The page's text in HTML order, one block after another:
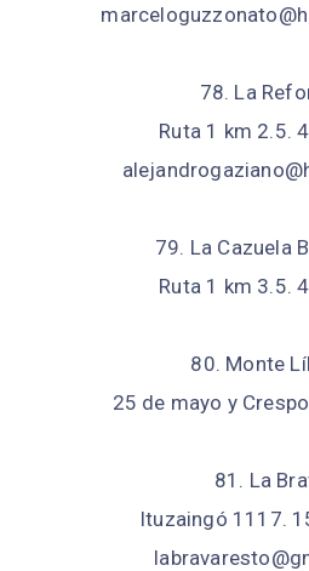
78. La
Ruta 1 km 2.5.
79. La Cazuela
Ruta 1 km 3.5.
80. Monte
25 de mayo y
81. La
Ituzaingó 1117.